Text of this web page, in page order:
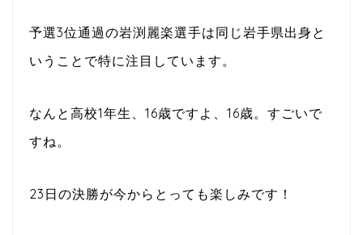
予選3位通過の岩渕麗楽選手は同じ岩手県出身と
いうことで特に注目しています。
なんと高校1年生、16歳ですよ、16歳。すごいで
すね。
23日の決勝が今からとっても楽しみです！